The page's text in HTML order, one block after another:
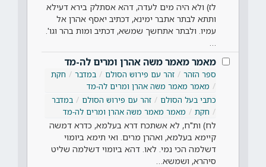
לז) ולא היה מים לעדה, דהא אסתלק בירא דעילא
ותתא לבתר אתבר ימינא, דכתיב יאסף אהרן אל
עמיו. ולבתר אתחשך שמשא, דכתיב ומות בהר וגו'.
מאמר מאמר משה אהרן ומרים לה-מד
ספר הזהר זהר עם פירוש הסולם במדבר
חקת
מאמר מאמר משה אהרן ומרים לה-מד
כתבי בעל הסולם
זהר עם פירוש הסולם
במדבר
חקת
מאמר מאמר משה אהרן ומרים לה-מד
לח) ות"ח, לא אשתכח דרא בעלמא, כדרא דמשה
קיימא בעלמא, ואהרן מרים. ואי תימא ביומוי
דשלמה הכי נמי. לאו. דהא ביומוי דשלמה שליט
סיהרא, ושמשא…